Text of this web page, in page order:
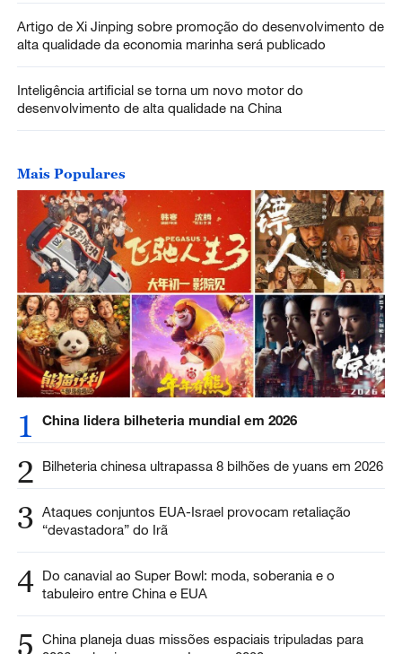
Artigo de Xi Jinping sobre promoção do desenvolvimento de
alta qualidade da economia marinha será publicado
Inteligência artificial se torna um novo motor do
desenvolvimento de alta qualidade na China
Mais Populares
1 China lidera bilheteria mundial em 2026
2 Bilheteria chinesa ultrapassa 8 bilhões de yuans em 2026
3 Ataques conjuntos EUA-Israel provocam retaliação
“devastadora” do Irã
4 Do canavial ao Super Bowl: moda, soberania e o
tabuleiro entre China e EUA
5
China planeja duas missões espaciais tripuladas para